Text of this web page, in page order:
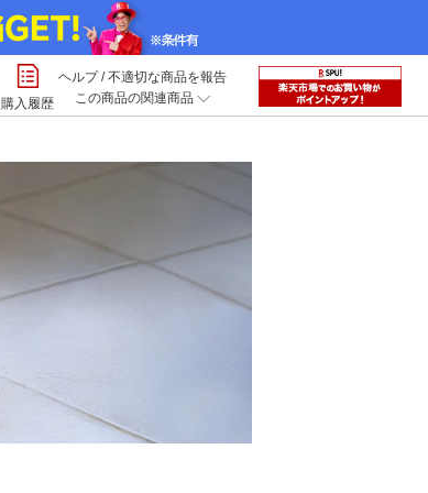
購入履歴
ヘルプ/不適切な商品を報告
この商品の関連商品